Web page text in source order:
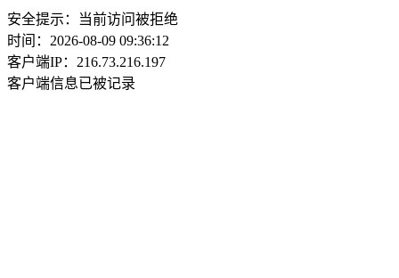
安全提示：当前访问被拒绝
时间：2026-08-09 09:36:12
客户端IP：216.73.216.197
客户端信息已被记录